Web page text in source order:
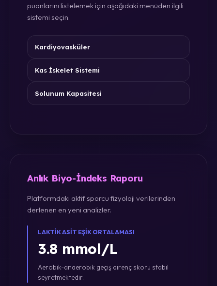
puanlarını listelemek için aşağıdaki menüden ilgili
sistemi seçin.
Kardiyovasküler
Kas İskelet Sistemi
Solunum Kapasitesi
Anlık Biyo-İndeks Raporu
Platformdaki aktif sporcu fizyoloji verilerinden
derlenen en yeni analizler.
LAKTIK ASIT EŞIK ORTALAMASI
3.8 mmol/L
Aerobik-anaerobik geçiş direnç skoru stabil
seyretmektedir.